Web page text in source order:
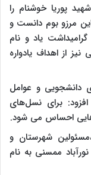
پوریا خوشنام را
مرزو بوم دانست و
یاد و نام
از اهداف یادواره
دانشجویی و عوامل
برای نسل‌های
هایی احساس می شود.
شهرستان و
ممسنی به نام